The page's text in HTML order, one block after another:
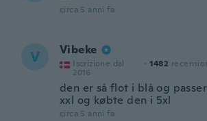
circa 5 anni fa
V Vibeke
Iscrizione dal
2016
· 1482
den er så flot i blå og
xxl og købte den i 5xl
circa 5 anni fa